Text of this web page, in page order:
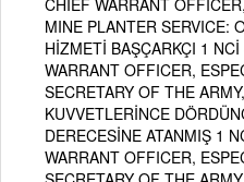
MINE PLANTER SERVICE:
HİZMETİ BAŞÇARKÇI 1
WARRANT OFFICER,
SECRETARY OF THE
KUVVETLERİNCE
DERECESİNE ATANMIŞ 1
WARRANT OFFICER,